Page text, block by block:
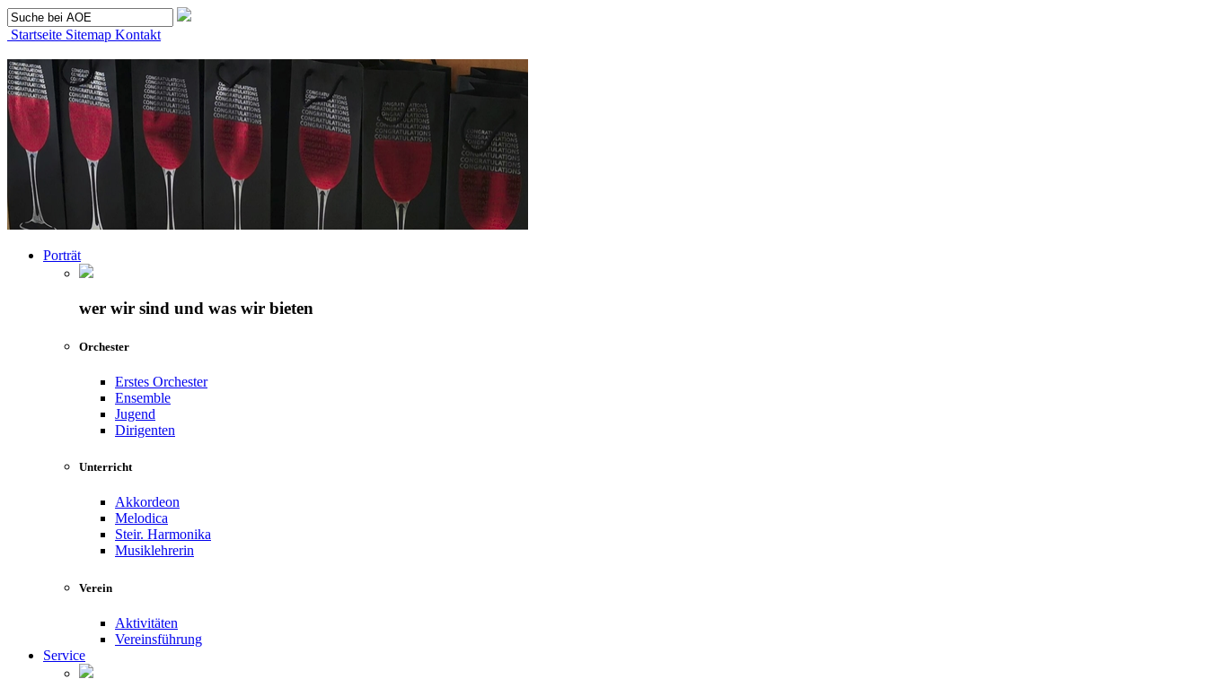
Startseite Sitemap Kontakt
Porträt
wer wir sind und was wir bieten
Orchester
Erstes Orchester
Ensemble
Jugend
Dirigenten
Unterricht
Akkordeon
Melodica
Steir. Harmonika
Musiklehrerin
Verein
Aktivitäten
Vereinsführung
Service